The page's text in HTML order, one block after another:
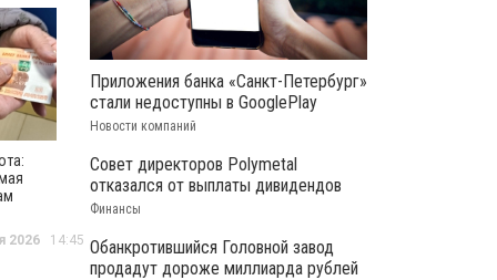
одна из
по
2026 14:45
Приложения банка «Санкт-Петербург»
стали недоступны в GooglePlay
Новости компаний
Совет директоров Polymetal
отказался от выплаты дивидендов
Финансы
Обанкротившийся Головной завод
продадут дороже миллиарда рублей